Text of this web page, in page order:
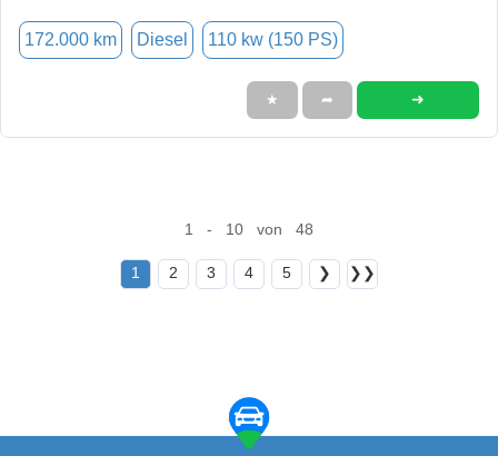
172.000 km Diesel 110 kw (150 PS)
★ ➦ ➜
1 - 10 von 48
1 2 3 4 5 ❯ ❯❯